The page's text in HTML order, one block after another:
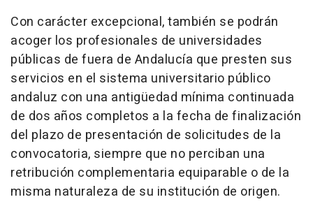
Con carácter excepcional, también se podrán
acoger los profesionales de universidades
públicas de fuera de Andalucía que presten sus
servicios en el sistema universitario público
andaluz con una antigüedad mínima continuada
de dos años completos a la fecha de finalización
del plazo de presentación de solicitudes de la
convocatoria, siempre que no perciban una
retribución complementaria equiparable o de la
misma naturaleza de su institución de origen.